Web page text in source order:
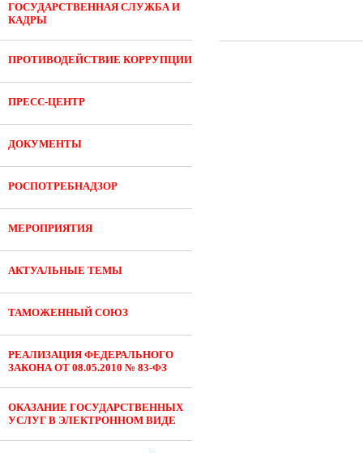
ГОСУДАРСТВЕННАЯ СЛУЖБА И
КАДРЫ
ПРОТИВОДЕЙСТВИЕ КОРРУПЦИИ
ПРЕСС-ЦЕНТР
ДОКУМЕНТЫ
РОСПОТРЕБНАДЗОР
МЕРОПРИЯТИЯ
АКТУАЛЬНЫЕ ТЕМЫ
ТАМОЖЕННЫЙ СОЮЗ
РЕАЛИЗАЦИЯ ФЕДЕРАЛЬНОГО
ЗАКОНА ОТ 08.05.2010 № 83-ФЗ
ОКАЗАНИЕ ГОСУДАРСТВЕННЫХ
УСЛУГ В ЭЛЕКТРОННОМ ВИДЕ